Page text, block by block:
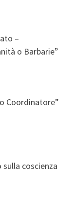
–
o Barbarie”
Coordinatore”
coscienza